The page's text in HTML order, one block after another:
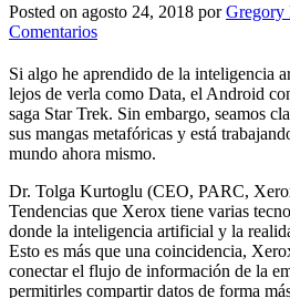
Posted on agosto 24, 2018 porGregory
Comentarios
Si algo he aprendido de la inteligencia
lejos de verla como Data, el Android
saga Star Trek. Sin embargo, seamos
sus mangas metafóricas y está
mundo ahora mismo.
Dr. Tolga Kurtoglu (CEO, PARC,
Tendencias que Xerox tiene varias
donde la inteligencia artificial y la
Esto es más que una coincidencia,
conectar el flujo de información de la
permitirles compartir datos de forma